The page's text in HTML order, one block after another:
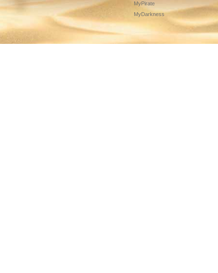
MyPirate
MyDarkness